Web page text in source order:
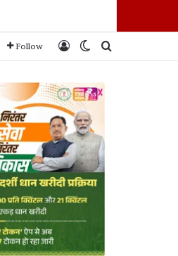
Follow Log InSwitch skin